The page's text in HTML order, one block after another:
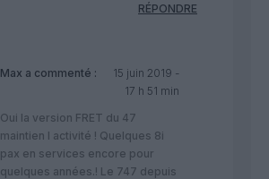
RÉPONDRE
Max a commenté :
15 juin 2019 -
17 h 51 min
Oui la version FRET du 47
maintien l activité ! Quelques 8i
pax en services encore pour
quelques années.! Le 747 depuis